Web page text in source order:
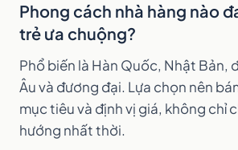
Phong cách nhà hàng nào
trẻ ưa chuộng?
Phổ biến là Hàn Quốc, Nhật Bản,
Âu và đương đại. Lựa chọn nên
mục tiêu và định vị giá, không chỉ
hướng nhất thời.